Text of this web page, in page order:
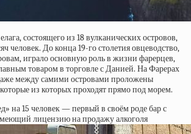
состоящего из 18 вулканических островов,
человек. До конца 19-го столетия овцеводство,
играло основную роль в жизни фарерцев,
товаром в торговле с Данией. На Фарерах
между самими островами проложены
из которых проходят прямо под морем.
на 15 человек — первый в своём роде бар с
лицензию на продажу алкоголя